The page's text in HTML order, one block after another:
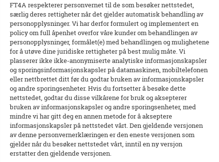
FT4A respekterer personvernet til de som besøker nettstedet,
særlig deres rettigheter når det gjelder automatisk behandling av
personopplysninger. Vi har derfor formulert og implementert en
policy om full åpenhet overfor våre kunder om behandlingen av
personopplysninger, formålet(e) med behandlingen og mulighetene
for å utøve dine juridiske rettigheter på best mulig måte. Vi
plasserer ikke ikke-anonymiserte analytiske informasjonskapsler
og sporingsinformasjonskapsler på datamaskinen, mobiltelefonen
eller nettbrettet ditt før du godtar bruken av informasjonskapsler
og andre sporingsenheter. Hvis du fortsetter å besøke dette
nettstedet, godtar du disse vilkårene for bruk og aksepterer
bruken av informasjonskapsler og andre sporingsenheter, med
mindre vi har gitt deg en annen metode for å akseptere
informasjonskapsler på nettstedet vårt. Den gjeldende versjonen
av denne personvernerklæringen er den eneste versjonen som
gjelder når du besøker nettstedet vårt, inntil en ny versjon
erstatter den gjeldende versjonen.